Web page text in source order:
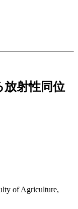
射性同位
of Agriculture,